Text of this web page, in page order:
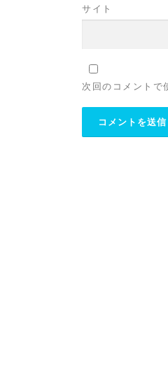
サイト
次回のコメントで